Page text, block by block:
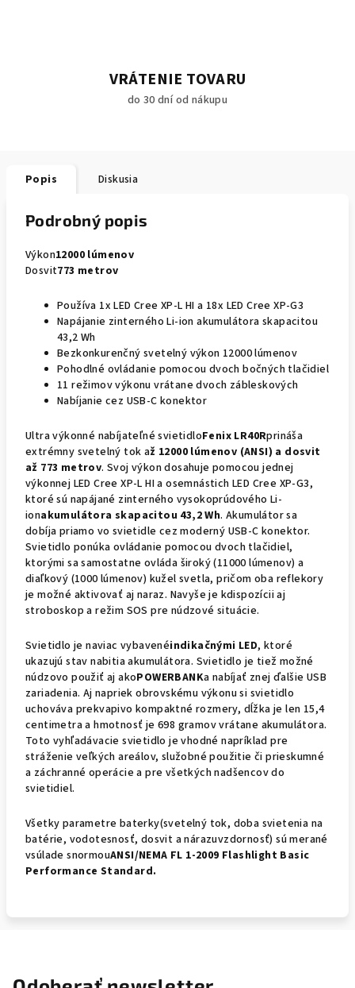
VRÁTENIE TOVARU
do 30 dní od nákupu
Popis Diskusia
Podrobný popis
Výkon12000 lúmenov
Dosvit773 metrov
Používa 1x LED Cree XP-L HI a 18x LED Cree XP-G3
Napájanie zinterného Li-ion akumulátora skapacitou
43,2 Wh
Bezkonkurenčný svetelný výkon 12000 lúmenov
Pohodlné ovládanie pomocou dvoch bočných tlačidiel
11 režimov výkonu vrátane dvoch zábleskových
Nabíjanie cez USB-C konektor
Ultra výkonné nabíjateľné svietidloFenix ​​LR40Rprináša
extrémny svetelný tok až 12000 lúmenov (ANSI) a dosvit
až 773 metrov. Svoj výkon dosahuje pomocou jednej
výkonnej LED Cree XP-L HI a osemnástich LED Cree XP-G3,
ktoré sú napájané zinterného vysokoprúdového Li-
ionakumulátora skapacitou 43,2 Wh. Akumulátor sa
dobíja priamo vo svietidle cez moderný USB-C konektor.
Svietidlo ponúka ovládanie pomocou dvoch tlačidiel,
ktorými sa samostatne ovláda široký (11000 lúmenov) a
diaľkový (1000 lúmenov) kužel svetla, pričom oba reflekory
je možné aktivovať aj naraz. Navyše je kdispozícii aj
stroboskop a režim SOS pre núdzové situácie.
Svietidlo je naviac vybavenéindikačnými LED, ktoré
ukazujú stav nabitia akumulátora. Svietidlo je tiež možné
núdzovo použiť aj akoPOWERBANKa nabíjať znej ďalšie USB
zariadenia. Aj napriek obrovskému výkonu si svietidlo
uchováva prekvapivo kompaktné rozmery, dĺžka je len 15,4
centimetra a hmotnosť je 698 gramov vrátane akumulátora.
Toto vyhľadávacie svietidlo je vhodné napríklad pre
stráženie veľkých areálov, služobné použitie či prieskumné
a záchranné operácie a pre všetkých nadšencov do
svietidiel.
Všetky parametre baterky(svetelný tok, doba svietenia na
batérie, vodotesnosť, dosvit a nárazuvzdornosť) sú merané
vsúlade snormouANSI/NEMA FL 1-2009 Flashlight Basic
Performance Standard.